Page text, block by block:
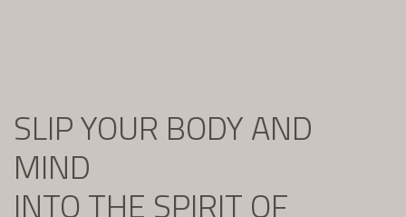
SLIP YOUR BODY AND
MIND
INTO THE SPIRIT OF